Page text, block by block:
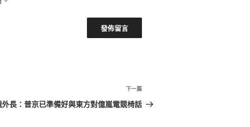
下
一
下一篇
外長：普京已準備好與東方對億嵐電競椅話